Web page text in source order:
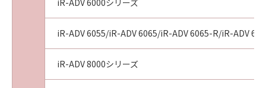
Should you have any questions concerning
Canon for any reason, please write to Canon's
sales subsidiary or distributor/dealer, serving
the country where you obtained the
Products.
iR-ADV 6000シリーズ
iR-ADV 6055/iR-ADV 6065/iR-ADV 6065-R/iR-ADV
iR-ADV 8000シリーズ